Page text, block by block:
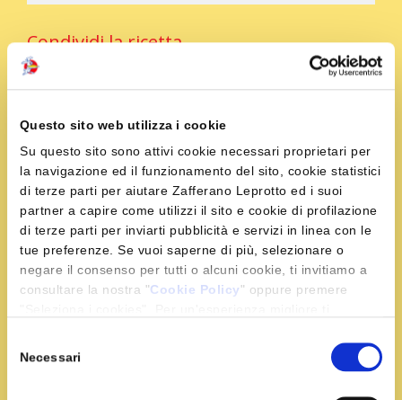
Questo sito web utilizza i cookie
Su questo sito sono attivi cookie necessari proprietari per
la navigazione ed il funzionamento del sito, cookie statistici
di terze parti per aiutare Zafferano Leprotto ed i suoi
partner a capire come utilizzi il sito e cookie di profilazione
di terze parti per inviarti pubblicità e servizi in linea con le
tue preferenze. Se vuoi saperne di più, selezionare o
negare il consenso per tutti o alcuni cookie, ti invitiamo a
consultare la nostra "Cookie Policy" oppure premere
delNecessari
Condividi la ricetta
Ingredienti
400 g. di linguine
4 pomodori da salsa
1 mazzetto di basilico
2 spicchi di aglio
1 bustina di zafferano
sale e pepe q.b.